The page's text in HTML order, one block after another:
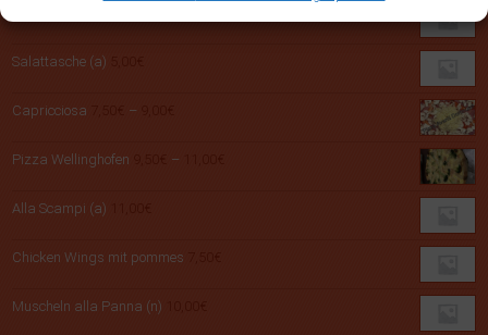
Salattasche (a)
Capricciosa –
Pizza Wellinghofen –
Alla Scampi (a)
Chicken Wings mit pommes
Muscheln alla Panna (n)